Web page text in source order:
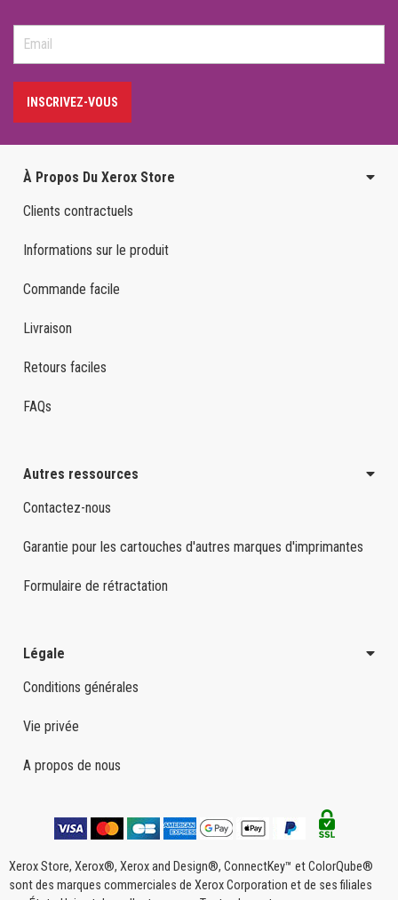
INSCRIVEZ-VOUS
À Propos Du Xerox Store
Clients contractuels
Informations sur le produit
Commande facile
Livraison
Retours faciles
FAQs
Autres ressources
Contactez-nous
Garantie pour les cartouches d'autres marques d'imprimantes
Formulaire de rétractation
Légale
Conditions générales
Vie privée
A propos de nous
Xerox Store, Xerox®, Xerox and Design®, ConnectKey™ et ColorQube®
sont des marques commerciales de Xerox Corporation et de ses filiales